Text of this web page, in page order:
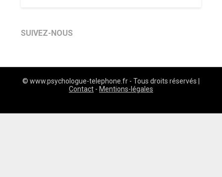
SUIVEZ-NOUS
© www.psychologue-telephone.fr - Tous droits réservés |
Contact - Mentions-légales